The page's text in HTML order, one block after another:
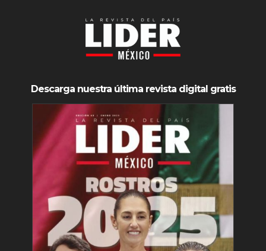
Descarga nuestra última revista digital gratis